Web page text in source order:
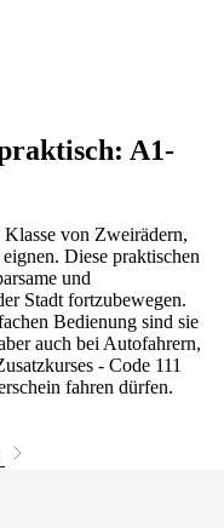
A1-
von Zweirädern,
Diese praktischen
und
Stadt fortzubewegen.
Bedienung sind sie
auch bei Autofahrern,
- Code 111
fahren dürfen.